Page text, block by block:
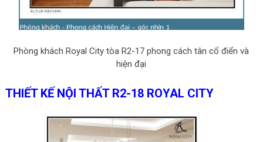
Phòng khách Royal City tòa R2-17 phong cách tân cổ điển và
hiện đại
THIẾT KẾ NỘI THẤT R2-18 ROYAL CITY